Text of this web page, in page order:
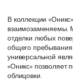
В коллекции
взаимозаменяемы.
отделки любых
общего пребывания
универсальной
«Оникс» позволяет
облицовки.